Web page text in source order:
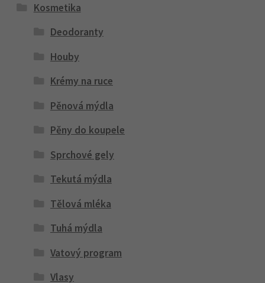
Kosmetika
Deodoranty
Houby
Krémy na ruce
Pěnová mýdla
Pěny do koupele
Sprchové gely
Tekutá mýdla
Tělová mléka
Tuhá mýdla
Vatový program
Vlasy